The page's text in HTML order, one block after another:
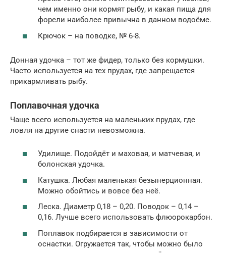
чем именно они кормят рыбу, и какая пища для
форели наиболее привычна в данном водоёме.
Крючок – на поводке, № 6-8.
Донная удочка – тот же фидер, только без кормушки.
Часто используется на тех прудах, где запрещается
прикармливать рыбу.
Поплавочная удочка
Чаще всего используется на маленьких прудах, где
ловля на другие снасти невозможна.
Удилище. Подойдёт и маховая, и матчевая, и
болонская удочка.
Катушка. Любая маленькая безынерционная.
Можно обойтись и вовсе без неё.
Леска. Диаметр 0,18 – 0,20. Поводок – 0,14 –
0,16. Лучше всего использовать флюорокарбон.
Поплавок подбирается в зависимости от
оснастки. Огружается так, чтобы можно было